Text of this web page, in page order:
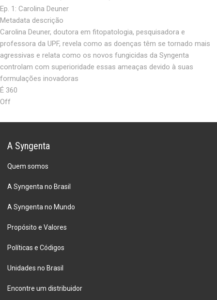
Ep. 1: Carolina Deuner
Metadata descrição
Carolina Deuner, doutora em fitopatologia, pesquisadora e
professora da UPF, revela como as doenças têm se tornado mais
agressivas e relata como os novos fungicidas da Syngenta
controlam com superioridade essas ameaças devido à suas
formulações inovadoras
É 360
Off
A Syngenta
Quem somos
A Syngenta no Brasil
A Syngenta no Mundo
Propósito e Valores
Políticas e Códigos
Unidades no Brasil
Encontre um distribuidor